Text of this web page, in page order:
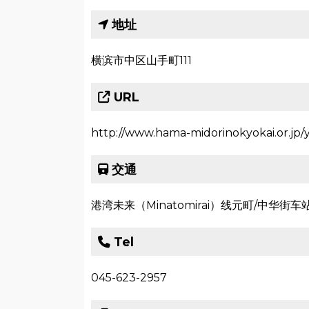
地址
横滨市中区山手町111
URL
http://www.hama-midorinokyokai.or.jp/
交通
港湾未来（Minatomirai）线元町/中华街车
Tel
045-623-2957